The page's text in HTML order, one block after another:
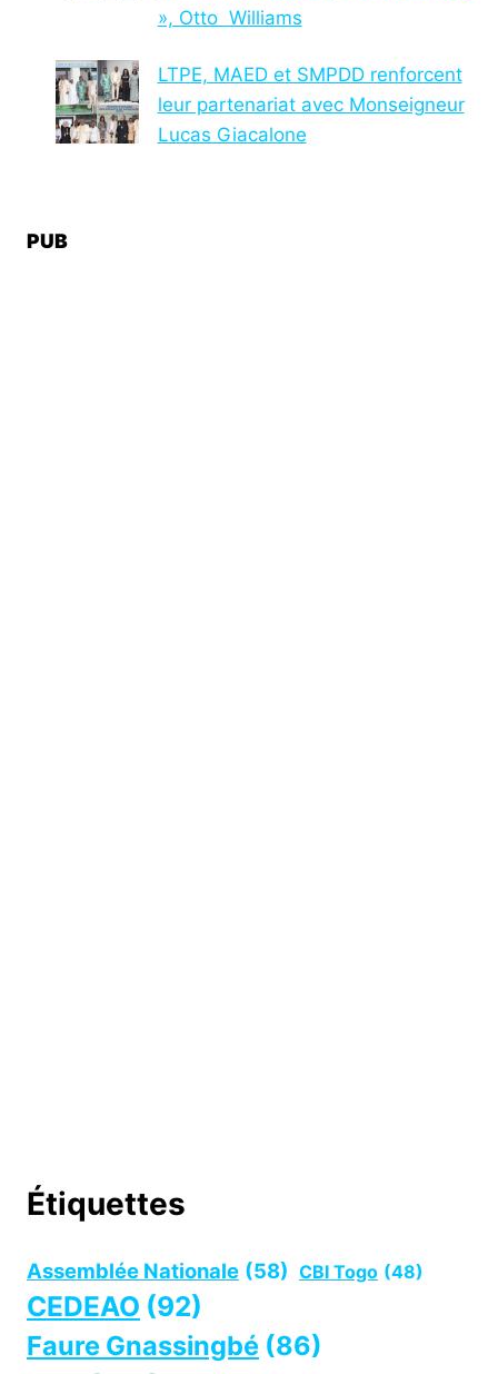
», Otto Williams
LTPE, MAED et SMPDD renforcent
leur partenariat avec Monseigneur
Lucas Giacalone
PUB
Étiquettes
Assemblée Nationale (58) CBI Togo (48)
CEDEAO (92)
Faure Gnassingbé (86)